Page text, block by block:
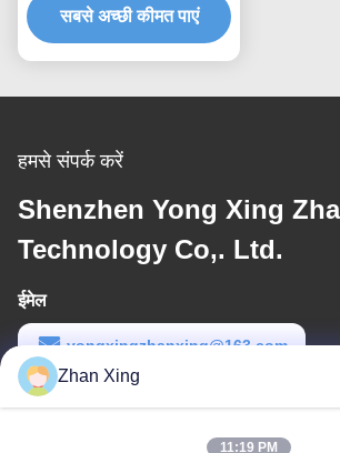
सबसे अच्छी कीमत पाएं
हमसे संपर्क करें
Shenzhen Yong Xing
Technology Co,. Ltd.
ईमेल
yongxingzhanxing@163.com
कार्य समय
Zhan Xing
11:19 PM